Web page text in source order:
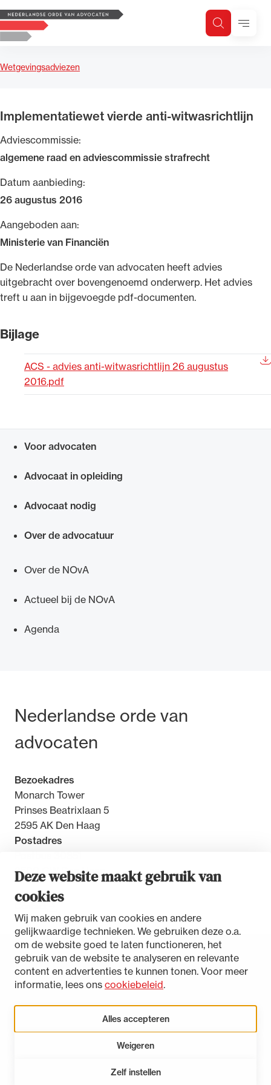
Deze website maakt gebruik van
cookies
Wij maken gebruik van cookies en andere
gelijkwaardige technieken. We gebruiken deze o.a.
om de website goed te laten functioneren, het
gebruik van de website te analyseren en relevante
content en advertenties te kunnen tonen. Voor meer
informatie, lees ons cookiebeleid.
Alles accepteren
Weigeren
Zelf instellen
Logo, to the homepage
ZoekenMenu
Wetgevingsadviezen
Implementatiewet vierde anti-witwasrichtlijn
Adviescommissie:
algemene raad en adviescommissie strafrecht
Datum aanbieding:
26 augustus 2016
Aangeboden aan:
Ministerie van Financiën
​De Nederlandse orde van advocaten heeft advies
uitgebracht over bovengenoemd onderwerp. Het advies
treft u aan in bijgevoegde pdf-documenten.
Bijlage
ACS - advies anti-witwasrichtlijn 26 augustus
2016.pdf
Voor advocaten
Advocaat in opleiding
Advocaat nodig
Over de advocatuur
Over de NOvA
Actueel bij de NOvA
Agenda
Bezoek- en postadres
Nederlandse orde van
advocaten
Bezoekadres
Monarch Tower
Prinses Beatrixlaan 5
2595 AK Den Haag
Postadres
2500 GW Den Haag
Toegankelijkheidsverklaring
Disclaimer
Zoeken
Zoek op trefwoord
Uitgelicht
Van de Advocatenwet tot de Verordening op
advocatuur (Roda).
beroepsuitoefening: van de advocatenpas tot